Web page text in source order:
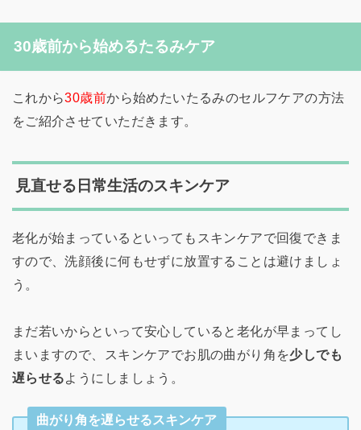
30歳前から始めるたるみケア
これから30歳前から始めたいたるみのセルフケアの方法
をご紹介させていただきます。
見直せる日常生活のスキンケア
老化が始まっているといってもスキンケアで回復できま
すので、洗顔後に何もせずに放置することは避けましょ
う。
まだ若いからといって安心していると老化が早まってし
まいますので、スキンケアでお肌の曲がり角を少しでも
遅らせるようにしましょう。
曲がり角を遅らせるスキンケア